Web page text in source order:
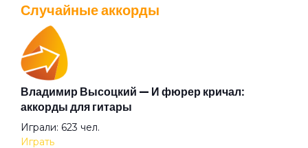
Песня гуру
Песня о Кроки
Песня простого человека
Перейти
Валентин Стрыкало — Gay porn: аккорды для
гитары
Просмотров: 25692 чел.
Случайные аккорды
Владимир Высоцкий — И фюрер кричал:
аккорды для гитары
Играли: 623 чел.
Играть